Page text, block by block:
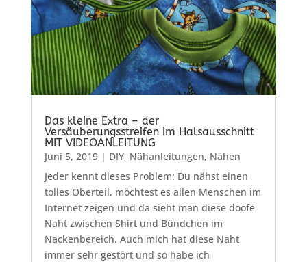
Das kleine Extra – der
Versäuberungsstreifen im Halsausschnitt
MIT VIDEOANLEITUNG
Juni 5, 2019| DIY, Nähanleitungen, Nähen
Jeder kennt dieses Problem: Du nähst einen
tolles Oberteil, möchtest es allen Menschen im
Internet zeigen und da sieht man diese doofe
Naht zwischen Shirt und Bündchen im
Nackenbereich. Auch mich hat diese Naht
immer sehr gestört und so habe ich